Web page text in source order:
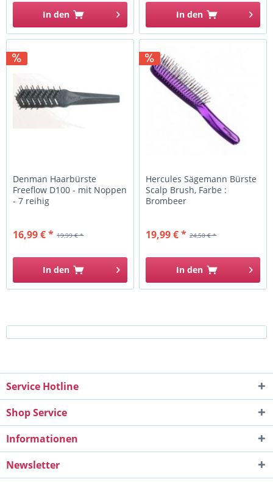
In den In den
Denman Haarbürste
Freeflow D100 - mit Noppen
- 7 reihig
19,99 € *
16,99 € *
In den
Hercules Sägemann Bürste
Scalp Brush, Farbe :
Brombeer
24,50 € *
19,99 € *
In den
Service Hotline
Shop Service
Informationen
Newsletter